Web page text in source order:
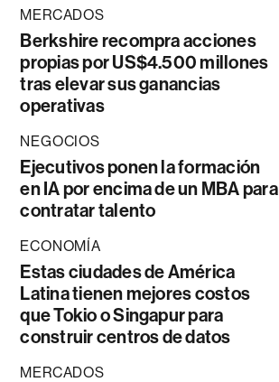
MERCADOS
Berkshire recompra acciones
propias por US$4.500 millones
tras elevar sus ganancias
operativas
NEGOCIOS
Ejecutivos ponen la formación
en IA por encima de un MBA para
contratar talento
ECONOMÍA
Estas ciudades de América
Latina tienen mejores costos
que Tokio o Singapur para
construir centros de datos
MERCADOS